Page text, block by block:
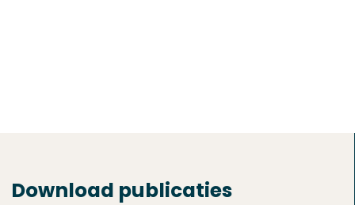
Download publicaties